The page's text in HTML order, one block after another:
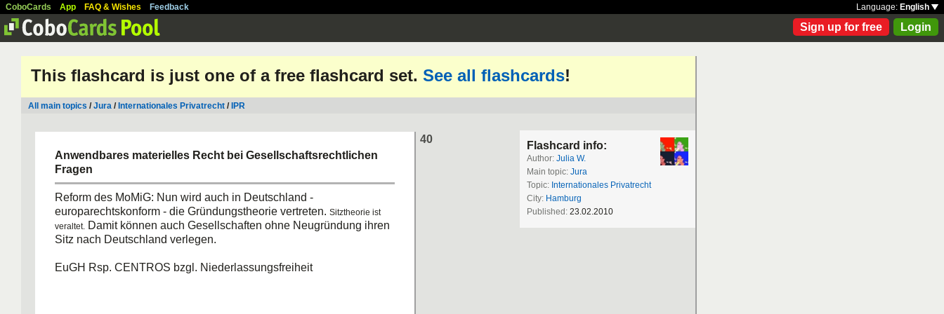
CoboCards App FAQ & Wishes Feedback Language: English
Sign up for free Login
This flashcard is just one of a free flashcard set. See all flashcards!
All main topics /Jura / Internationales Privatrecht / IPR
40
Anwendbares materielles Recht bei Gesellschaftsrechtlichen
Fragen
Reform des MoMiG: Nun wird auch in Deutschland -
europarechtskonform - die Gründungstheorie vertreten. Sitztheorie ist
veraltet. Damit können auch Gesellschaften ohne Neugründung ihren
Sitz nach Deutschland verlegen.
EuGH Rsp. CENTROS bzgl. Niederlassungsfreiheit
Flashcard info:
Author: Julia W.
Main topic: Jura
Topic: Internationales Privatrecht
City: Hamburg
Published: 23.02.2010